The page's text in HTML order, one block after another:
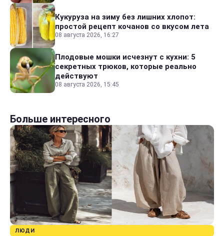
Кукуруза на зиму без лишних хлопот:
простой рецепт кочанов со вкусом лета
08 августа 2026, 16:27
Плодовые мошки исчезнут с кухни: 5
секретных трюков, которые реально
действуют
08 августа 2026, 15:45
Больше интересного
ЛЮДИ